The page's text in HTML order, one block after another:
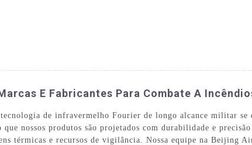
E Fabricantes Para Combate A
de infravermelho Fourier de longo alcance militar se
nossos produtos são projetados com durabilidade e precisão
térmicas e recursos de vigilância. Nossa equipe na Beijing